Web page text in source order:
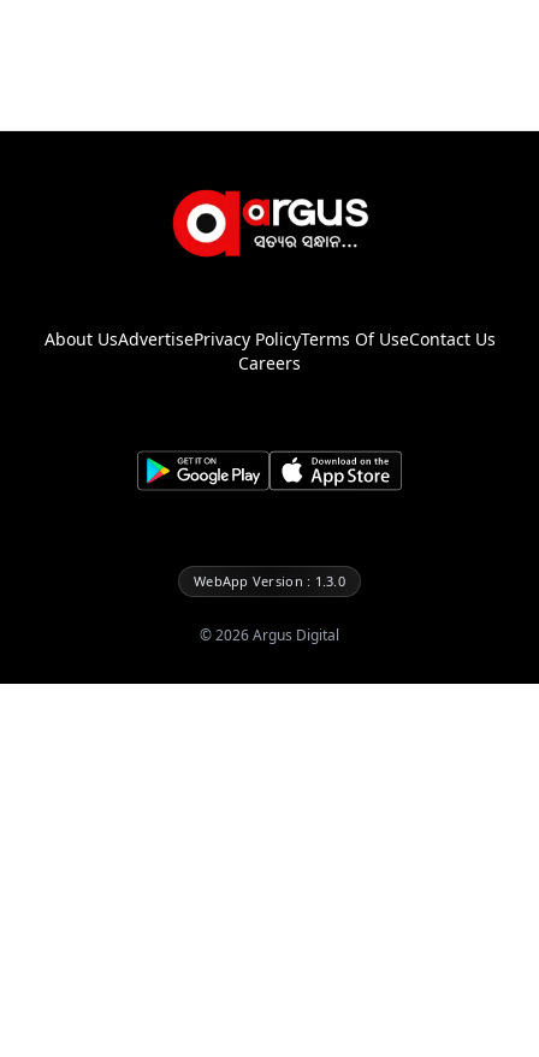
About UsAdvertisePrivacy PolicyTerms Of UseContact Us
Careers
WebApp Version : 1.3.0
©2026Argus Digital